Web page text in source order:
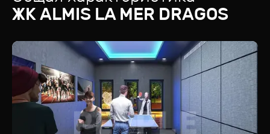
ЖКALMIS LA MER DRAGOS